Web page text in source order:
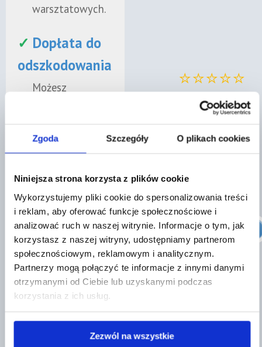
Zgoda Szczegóły O plikach cookies
Niniejsza strona korzysta z plików cookie
Wykorzystujemy pliki cookie do spersonalizowania treści
i reklam, aby oferować funkcje społecznościowe i
analizować ruch w naszej witrynie. Informacje o tym, jak
korzystasz z naszej witryny, udostępniamy partnerom
społecznościowym, reklamowym i analitycznym.
Partnerzy mogą połączyć te informacje z innymi danymi
otrzymanymi od Ciebie lub uzyskanymi podczas
korzystania z ich usług.
Zezwól na wszystkie
warsztatowych.
✓ Dopłata do
odszkodowania
Możesz
ubezpieczyciel
bezpodstawnie
kwotę z OC
sprawcy albo z
AC.
✓Pomoc przy
odwołaniu
Specjalista
⭐⭐⭐⭐⭐
„współpraca na wysokim
zaskoczony
Zobacz nasze oceny w
Google
Znajdź prawnika
⭐⭐⭐⭐⭐
współpraca , szybkie